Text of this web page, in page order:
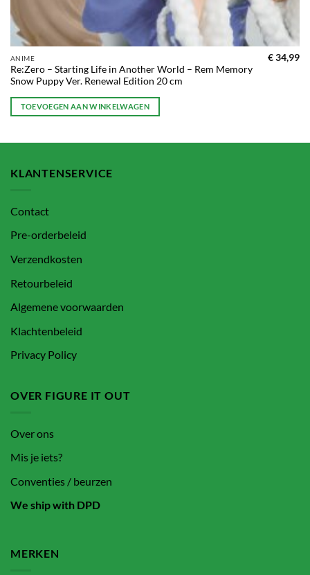
ANIME
Re:Zero – Starting Life in Another World – Rem Memory
Snow Puppy Ver. Renewal Edition 20 cm
€34,99
TOEVOEGEN AAN WINKELWAGEN
KLANTENSERVICE
Contact
Pre-orderbeleid
Verzendkosten
Retourbeleid
Algemene voorwaarden
Klachtenbeleid
Privacy Policy
OVER FIGURE IT OUT
Over ons
Mis je iets?
Conventies / beurzen
We ship with DPD
MERKEN